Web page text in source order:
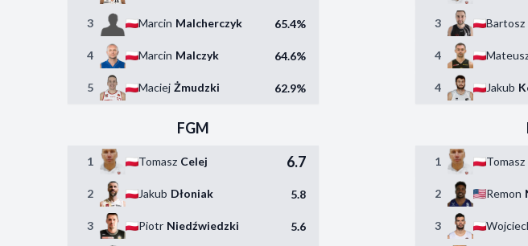
3 Marcin Malcherczyk 65.4%
4 Marcin Malczyk 64.6%
5 Maciej Żmudzki 62.9%
3 Bartosz
4
4 Jakub
FGM
1 Tomasz Celej 6.7
2 Jakub Dłoniak 5.8
3 Piotr Niedźwiedzki 5.6
1 Tomasz
2 Remon
3